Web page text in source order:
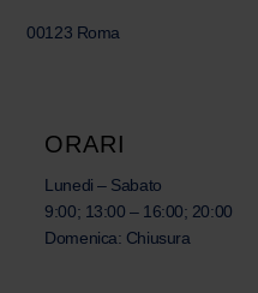
00123 Roma
ORARI
Lunedi – Sabato
9:00; 13:00 – 16:00; 20:00
Domenica: Chiusura